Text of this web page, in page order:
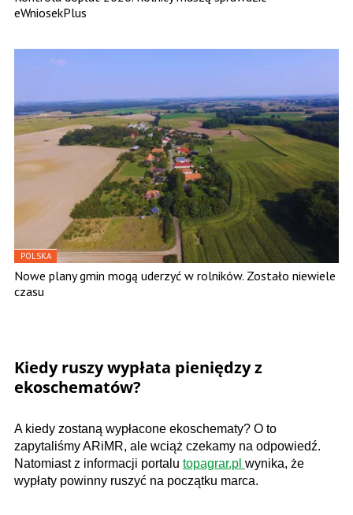
eWniosekPlus
POLSKA
Nowe plany gmin mogą uderzyć w rolników. Zostało niewiele
czasu
Kiedy ruszy wypłata pieniędzy z
ekoschematów?
A kiedy zostaną wypłacone ekoschematy? O to
zapytaliśmy ARiMR, ale wciąż czekamy na odpowiedź.
Natomiast z informacji portalu topagrar.pl wynika, że
wypłaty powinny ruszyć na początku marca.